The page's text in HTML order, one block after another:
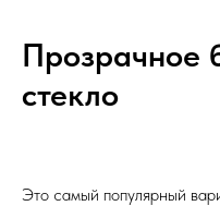
Прозрачное
стекло
Это самый популярный